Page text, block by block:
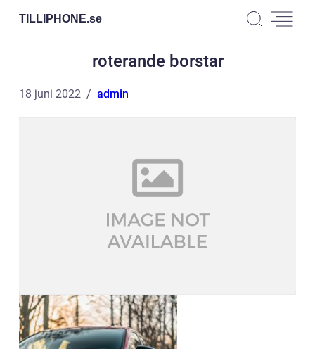
TILLIPHONE.se
roterande borstar
18 juni 2022 admin